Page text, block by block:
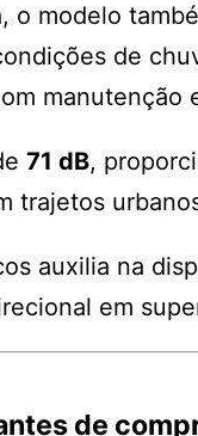
o modelo
de
manutenção
71 dB,
trajetos
auxilia na
em
de